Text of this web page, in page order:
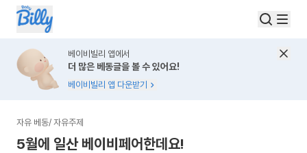
베이비빌리 앱에서
더 많은 베동글을 볼 수 있어요!
베이비빌리 앱 다운받기
자유 베동/ 자유주제
5월에 일산 베이비페어한데요!